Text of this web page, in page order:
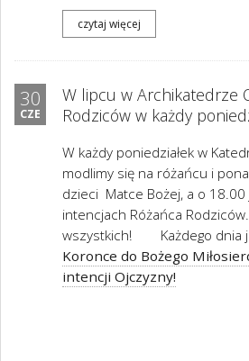
czytaj więcej
30
CZE
W lipcu w Archikatedrze
Rodziców w każdy
W każdy poniedziałek w
modlimy się na różańcu i
dzieci Matce Bożej, a o
intencjach Różańca
wszystkich! Każdego dnia
Koronce do Bożego
intencji Ojczyzny!